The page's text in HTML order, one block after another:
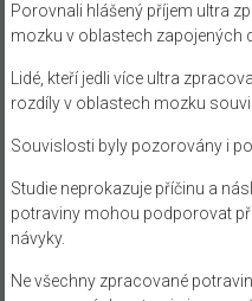
Porovnali hlášený příjem ultra
mozku v oblastech zapojených
Lidé, kteří jedli více ultra
rozdíly v oblastech mozku
Souvislosti byly pozorovány i
Studie neprokazuje příčinu a
potraviny mohou podporovat
návyky.
Ne všechny zpracované